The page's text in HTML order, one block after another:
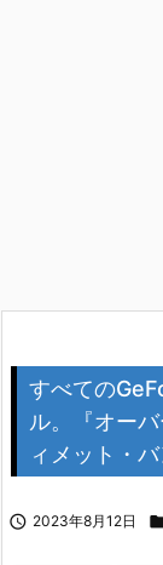
すべての
ル。『オー
ィメット・
 2023年8月12日